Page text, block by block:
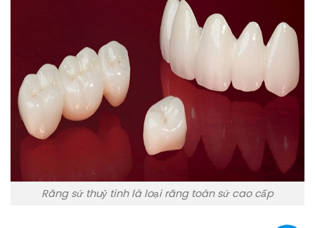
Răng sứ thuỷ tinh là loại răng toàn sứ cao cấp